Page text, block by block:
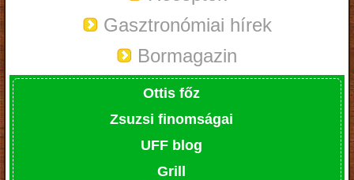
Gasztronómiai hírek
Bormagazin
Ottis főz
Zsuzsi finomságai
UFF blog
Grill